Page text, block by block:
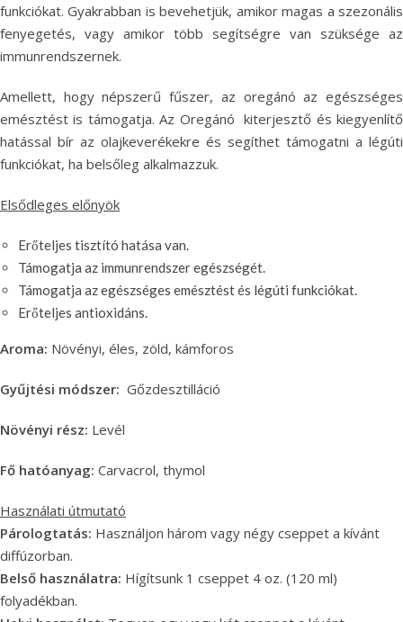
funkciókat. Gyakrabban is bevehetjük, amikor magas a szezonális
fenyegetés, vagy amikor több segítségre van szüksége az
immunrendszernek.
Amellett, hogy népszerű fűszer, az oregánó az egészséges
emésztést is támogatja. Az Oregánó kiterjesztő és kiegyenlítő
hatással bír az olajkeverékekre és segíthet támogatni a légúti
funkciókat, ha belsőleg alkalmazzuk.
Elsődleges előnyök
Erőteljes tisztító hatása van.
Támogatja az immunrendszer egészségét.
Támogatja az egészséges emésztést és légúti funkciókat.
Erőteljes antioxidáns.
Aroma: Növényi, éles, zöld, kámforos
Gyűjtési módszer: Gőzdesztilláció
Növényi rész: Levél
Fő hatóanyag: Carvacrol, thymol
Használati útmutató
Párologtatás: Használjon három vagy négy cseppet a kívánt
diffúzorban.
Belső használatra: Hígítsunk 1 cseppet 4 oz. (120 ml)
folyadékban.